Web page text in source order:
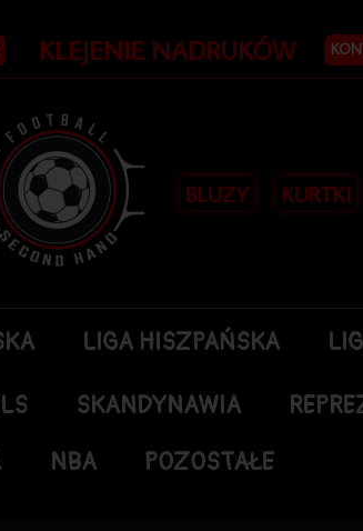
KLEJENIE NADRUKÓW
BLUZY KURTKI
LIGA HISZPAŃSKA
SKANDYNAWIA
NBA POZOSTAŁE